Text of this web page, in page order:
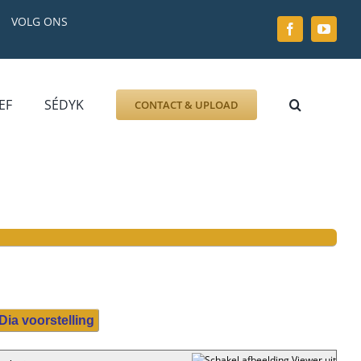
VOLG ONS
GRAFZERK
ALLLES
SÉDYK CONTACT & UPLOAD
voorstelling